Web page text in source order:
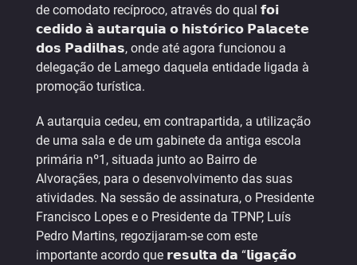
de comodato recíproco, através do qual 𝗳𝗼𝗶
𝗰𝗲𝗱𝗶𝗱𝗼 𝗮̀ 𝗮𝘂𝘁𝗮𝗿𝗾𝘂𝗶𝗮 𝗼 𝗵𝗶𝘀𝘁𝗼́𝗿𝗶𝗰𝗼 𝗣𝗮𝗹𝗮𝗰𝗲𝘁𝗲
𝗱𝗼𝘀 𝗣𝗮𝗱𝗶𝗹𝗵𝗮𝘀, onde até agora funcionou a
delegação de Lamego daquela entidade ligada à
promoção turística.
A autarquia cedeu, em contrapartida, a utilização
de uma sala e de um gabinete da antiga escola
primária nº1, situada junto ao Bairro de
Alvoraçães, para o desenvolvimento das suas
atividades. Na sessão de assinatura, o Presidente
Francisco Lopes e o Presidente da TPNP, Luís
Pedro Martins, regozijaram-se com este
importante acordo que 𝗿𝗲𝘀𝘂𝗹𝘁𝗮 𝗱𝗮 “𝗹𝗶𝗴𝗮𝗰̧𝗮̃𝗼